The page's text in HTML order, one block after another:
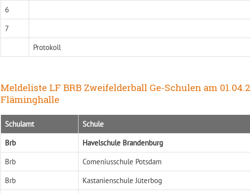
6
7
Protokoll
Meldeliste LF BRB Zweifelderball Ge-Schulen am
Fläminghalle
Schulamt Schule
Brb
Havelschule Brandenburg
Brb
Comeniusschule Potsdam
Brb
Kastanienschule Jüterbog